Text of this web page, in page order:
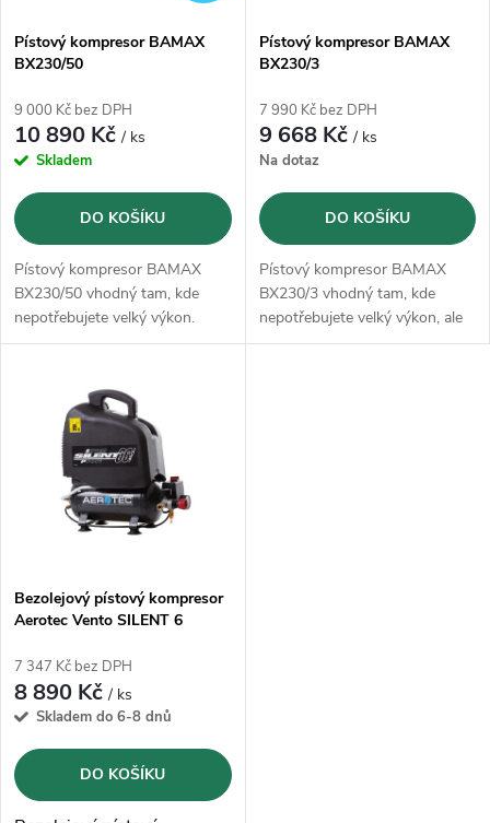
p
r
o
d
u
k
s
p
r
o
d
u
k
Pístový kompresor BAMAX
BX230/50
9 000 Kč bez DPH
10 890 Kč/ ks
Skladem
DO KOŠÍKU
Pístový kompresor BAMAX
BX230/50 vhodný tam, kde
nepotřebujete velký výkon.
Pístový kompresor BAMAX
BX230/3
7 990 Kč bez DPH
9 668 Kč/ ks
Na dotaz
DO KOŠÍKU
Pístový kompresor BAMAX
BX230/3 vhodný tam, kde
nepotřebujete velký výkon, ale
často s kompresorem
Bezolejový pístový kompresor
Aerotec Vento SILENT 6
7 347 Kč bez DPH
8 890 Kč/ ks
Skladem do 6-8 dnů
DO KOŠÍKU